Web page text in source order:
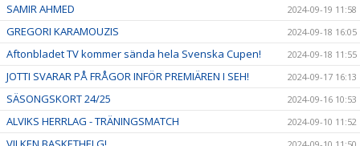
SAMIR AHMED 2024-09-19 11:58
GREGORI KARAMOUZIS 2024-09-18 16:05
Aftonbladet TV kommer sända hela Svenska Cupen! 2024-09-18 11:55
JOTTI SVARAR PÅ FRÅGOR INFÖR PREMIÄREN I SEH! 2024-09-17 16:13
SÄSONGSKORT 24/25 2024-09-16 10:53
ALVIKS HERRLAG - TRÄNINGSMATCH 2024-09-10 11:52